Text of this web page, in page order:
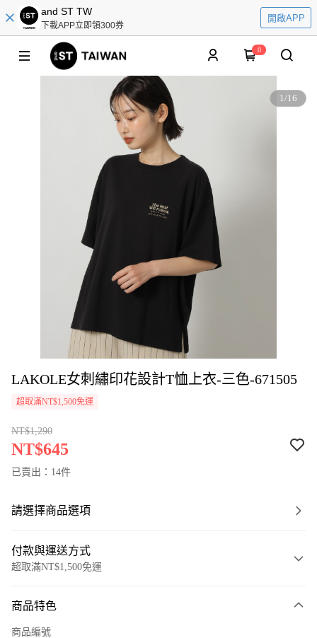
and ST TW
下載APP立即領300券
開啟APP
0
1/16
LAKOLE女刺繡印花設計T恤上衣-三色-671505
超取滿NT$1,500免運
NT$1,290
NT$645
已賣出：14件
請選擇商品選項
付款與運送方式
超取滿NT$1,500免運
信用卡一次付款
商品特色
商品編號